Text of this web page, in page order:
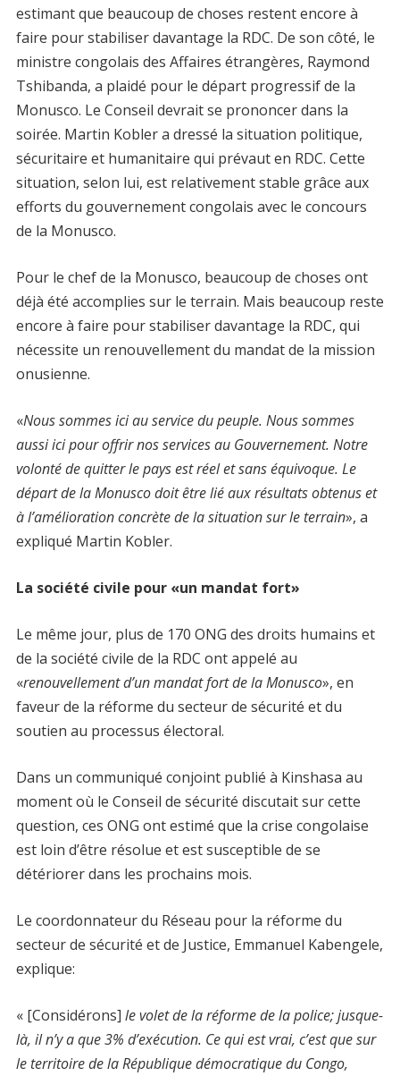
estimant que beaucoup de choses restent encore à
faire pour stabiliser davantage la RDC. De son côté, le
ministre congolais des Affaires étrangères, Raymond
Tshibanda, a plaidé pour le départ progressif de la
Monusco. Le Conseil devrait se prononcer dans la
soirée. Martin Kobler a dressé la situation politique,
sécuritaire et humanitaire qui prévaut en RDC. Cette
situation, selon lui, est relativement stable grâce aux
efforts du gouvernement congolais avec le concours
de la Monusco.
Pour le chef de la Monusco, beaucoup de choses ont
déjà été accomplies sur le terrain. Mais beaucoup reste
encore à faire pour stabiliser davantage la RDC, qui
nécessite un renouvellement du mandat de la mission
onusienne.
«Nous sommes ici au service du peuple. Nous sommes
aussi ici pour offrir nos services au Gouvernement. Notre
volonté de quitter le pays est réel et sans équivoque. Le
départ de la Monusco doit être lié aux résultats obtenus et
à l’amélioration concrète de la situation sur le terrain», a
expliqué Martin Kobler.
La société civile pour «un mandat fort»
Le même jour, plus de 170 ONG des droits humains et
de la société civile de la RDC ont appelé au
«renouvellement d’un mandat fort de la Monusco», en
faveur de la réforme du secteur de sécurité et du
soutien au processus électoral.
Dans un communiqué conjoint publié à Kinshasa au
moment où le Conseil de sécurité discutait sur cette
question, ces ONG ont estimé que la crise congolaise
est loin d’être résolue et est susceptible de se
détériorer dans les prochains mois.
Le coordonnateur du Réseau pour la réforme du
secteur de sécurité et de Justice, Emmanuel Kabengele,
explique:
« [Considérons] le volet de la réforme de la police; jusque-
là, il n’y a que 3% d’exécution. Ce qui est vrai, c’est que sur
le territoire de la République démocratique du Congo,